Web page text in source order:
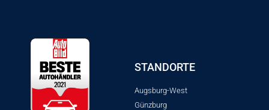
STANDORTE
Augsburg-West
Günzburg